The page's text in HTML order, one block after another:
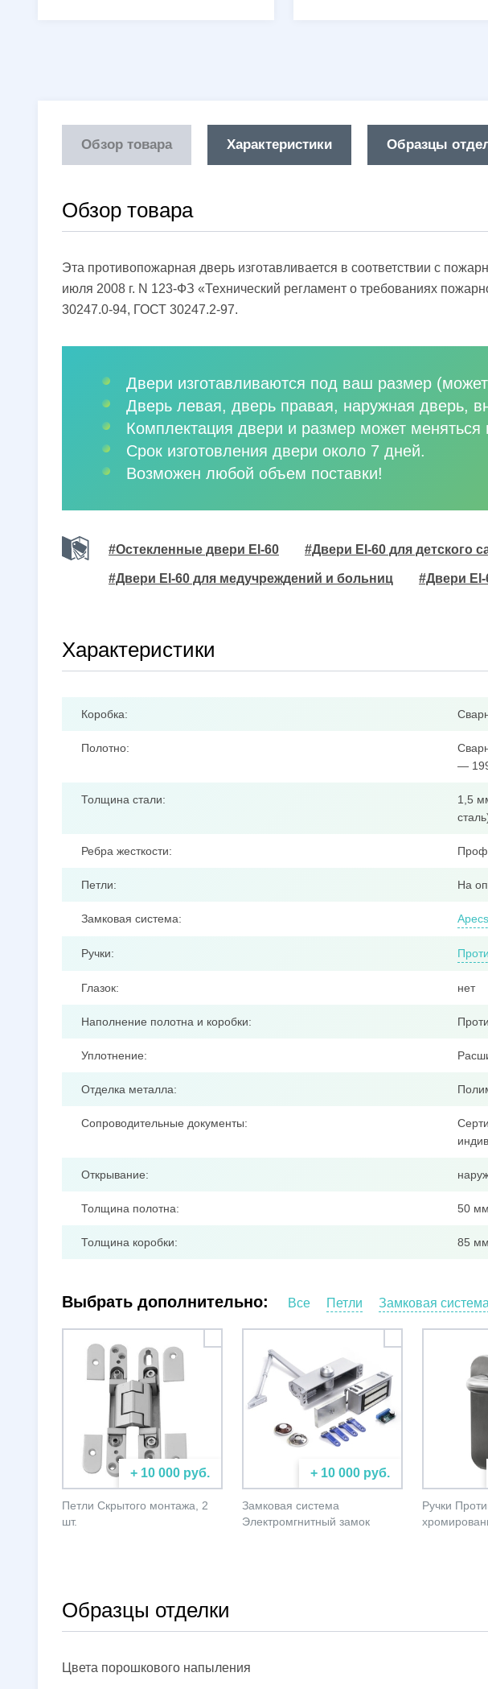
Обзор товара Характеристики Образцы
Обзор товара
Эта противопожарная дверь изготавливается в соответствии с
июля 2008 г. N 123-ФЗ «Технический регламент о требованиях
30247.0-94, ГОСТ 30247.2-97.
Двери изготавливаются под ваш размер
Дверь левая, дверь правая, наружная дверь,
Комплектация двери и размер может
Срок изготовления двери около 7 дней.
Возможен любой объем поставки!
#Остекленные двери EI-60 #Двери EI-60 для детского
#Двери EI-60 для медучреждений и больниц #Двери
Характеристики
Коробка:
Полотно:
—
Толщина стали:
1,5
Ребра жесткости:
Петли: На
Замковая система:
Ручки:
Глазок: нет
Наполнение полотна и коробки:
Уплотнение:
Отделка металла:
Сопроводительные документы:
Открывание:
Толщина полотна: 50 мм
Толщина коробки: 85 мм
Выбрать дополнительно: Все Петли Замковая система
+ 10 000 руб.
Петли Скрытого монтажа, 2
шт.
+ 10 000 руб.
Замковая система
Электромгнитный замок
Ручки
Образцы отделки
Цвета порошкового напыления